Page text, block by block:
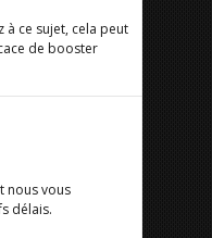
à ce sujet, cela peut
de booster
nous vous
délais.